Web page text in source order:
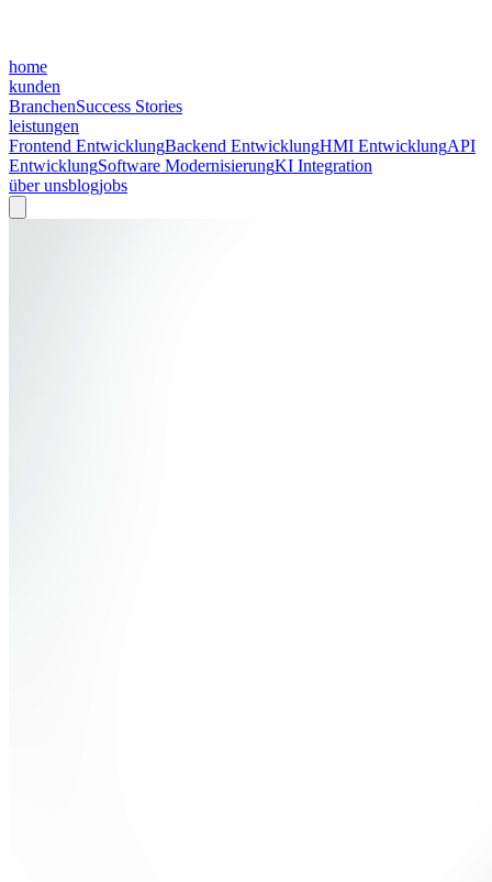
home
kunden
BranchenSuccess Stories
leistungen
Frontend EntwicklungBackend EntwicklungHMI EntwicklungAPI
EntwicklungSoftware ModernisierungKI Integration
über unsblogjobs